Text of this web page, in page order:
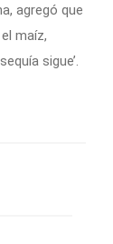
agregó que
maíz,
sigue’.